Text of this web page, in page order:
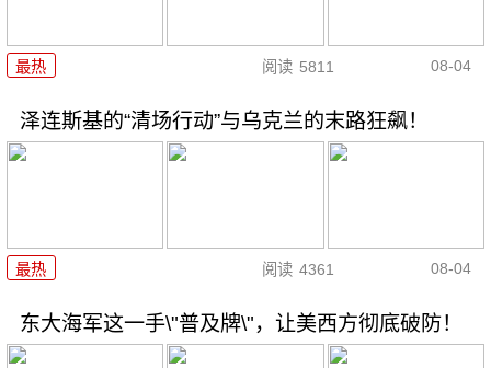
最热 阅读 5811 08-04
泽连斯基的“清场行动”与乌克兰的末路狂飙！
最热 阅读 4361 08-04
东大海军这一手\"普及牌\"，让美西方彻底破防！